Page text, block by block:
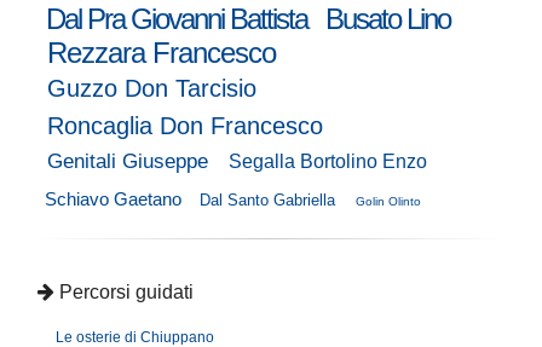
Dal Pra Giovanni Battista
Busato Lino
Rezzara Francesco
Guzzo Don Tarcisio
Roncaglia Don Francesco
Genitali Giuseppe
Segalla Bortolino Enzo
Schiavo Gaetano
Dal Santo Gabriella Golin Olinto
Percorsi guidati
Le osterie di Chiuppano